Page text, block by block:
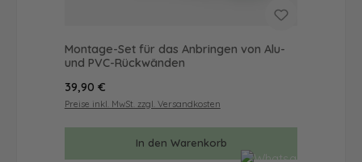
Montage-Set für das Anbringen von Alu-
und PVC-Rückwänden
Regulärer Preis:
39,90 €
Preise inkl. MwSt. zzgl. Versandkosten
In den Warenkorb